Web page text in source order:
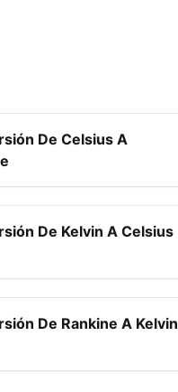
De Celsius A
De Kelvin A Celsius
De Rankine A Kelvin